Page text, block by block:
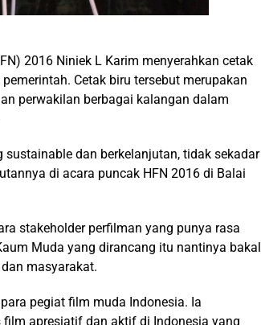
2016 Niniek L Karim menyerahkan cetak
Cetak biru tersebut merupakan
perwakilan berbagai kalangan dalam
dan berkelanjutan, tidak sekadar
di acara puncak HFN 2016 di Balai
stakeholder perfilman yang punya rasa
Muda yang dirancang itu nantinya bakal
masyarakat.
pegiat film muda Indonesia. Ia
apresiatif dan aktif di Indonesia yang